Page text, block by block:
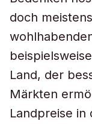
doch
Land, der
Märkten
Landpreise